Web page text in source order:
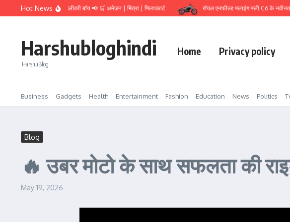
Hot News
तत्काल भर्ती – डिलीवरी बॉय 📢 🛒 अमेज़न | मिंत्रा | फ्लिपकार्ट रॉयल एनफील्ड फ्लाइंग फ्ली C6 के नवीनतम अपडेट
Harshubloghindi
HarshuBlog
Home Privacy policy
Business Gadgets Health Entertainment Fashion Education News Politics
Blog
🔥 उबर मोटो के साथ सफलता की
May 19, 2026